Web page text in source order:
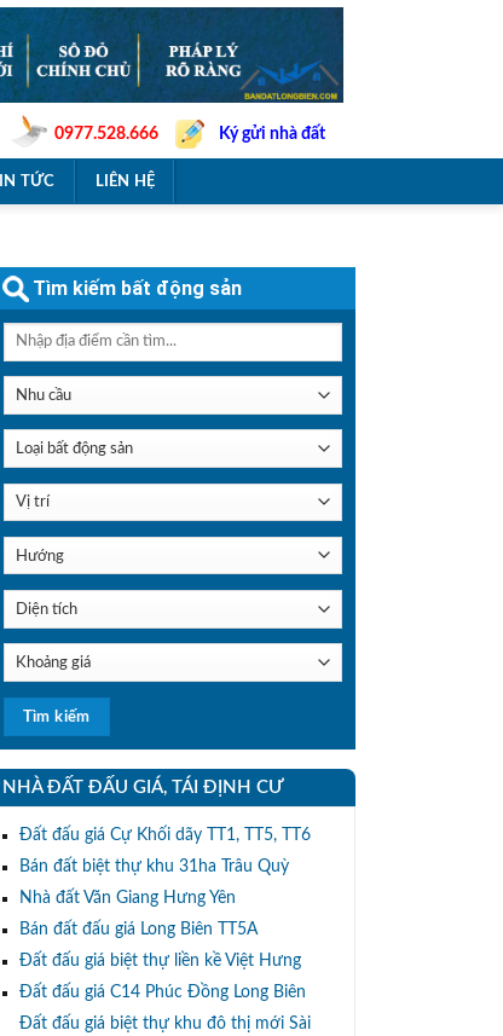
0977.528.666 Ký gửi nhà đất
TỨC LIÊN HỆ
Tìm kiếm bất động sản
NHÀ ĐẤT ĐẤU GIÁ, TÁI ĐỊNH CƯ
Đất đấu giá Cự Khối dãy TT1, TT5, TT6
Bán đất biệt thự khu 31ha Trâu Quỳ
Nhà đất Văn Giang Hưng Yên
Bán đất đấu giá Long Biên TT5A
Đất đấu giá biệt thự liền kề Việt Hưng
Đất đấu giá C14 Phúc Đồng Long Biên
Đất đấu giá biệt thự khu đô thị mới Sài